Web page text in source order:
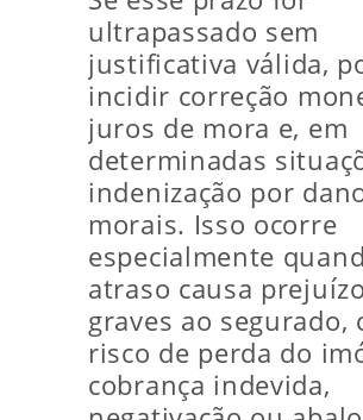
ultrapassado sem
justificativa válida,
incidir correção
juros de mora e, em
determinadas
indenização por
morais. Isso ocorre
especialmente
atraso causa
graves ao segurado,
risco de perda do
cobrança indevida,